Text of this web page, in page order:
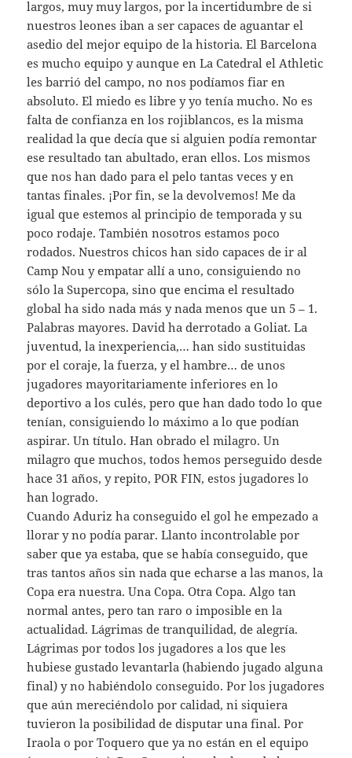
largos, muy muy largos, por la incertidumbre de si
nuestros leones iban a ser capaces de aguantar el
asedio del mejor equipo de la historia. El Barcelona
es mucho equipo y aunque en La Catedral el Athletic
les barrió del campo, no nos podíamos fiar en
absoluto. El miedo es libre y yo tenía mucho. No es
falta de confianza en los rojiblancos, es la misma
realidad la que decía que si alguien podía remontar
ese resultado tan abultado, eran ellos. Los mismos
que nos han dado para el pelo tantas veces y en
tantas finales. ¡Por fin, se la devolvemos! Me da
igual que estemos al principio de temporada y su
poco rodaje. También nosotros estamos poco
rodados. Nuestros chicos han sido capaces de ir al
Camp Nou y empatar allí a uno, consiguiendo no
sólo la Supercopa, sino que encima el resultado
global ha sido nada más y nada menos que un 5 – 1.
Palabras mayores. David ha derrotado a Goliat. La
juventud, la inexperiencia,… han sido sustituidas
por el coraje, la fuerza, y el hambre… de unos
jugadores mayoritariamente inferiores en lo
deportivo a los culés, pero que han dado todo lo que
tenían, consiguiendo lo máximo a lo que podían
aspirar. Un título. Han obrado el milagro. Un
milagro que muchos, todos hemos perseguido desde
hace 31 años, y repito, POR FIN, estos jugadores lo
han logrado.
Cuando Aduriz ha conseguido el gol he empezado a
llorar y no podía parar. Llanto incontrolable por
saber que ya estaba, que se había conseguido, que
tras tantos años sin nada que echarse a las manos, la
Copa era nuestra. Una Copa. Otra Copa. Algo tan
normal antes, pero tan raro o imposible en la
actualidad. Lágrimas de tranquilidad, de alegría.
Lágrimas por todos los jugadores a los que les
hubiese gustado levantarla (habiendo jugado alguna
final) y no habiéndolo conseguido. Por los jugadores
que aún mereciéndolo por calidad, ni siquiera
tuvieron la posibilidad de disputar una final. Por
Iraola o por Toquero que ya no están en el equipo